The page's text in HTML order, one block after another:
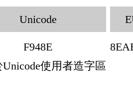
Unicode
F948E
使用者造字區